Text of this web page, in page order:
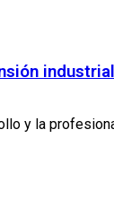
industrial
y la